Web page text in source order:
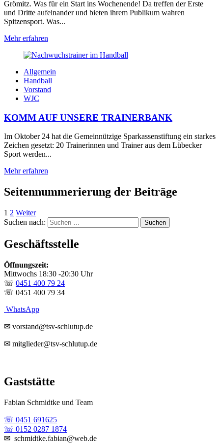
Grömitz. Was für ein Start ins Wochenende! Da treffen der Erste
und Dritte aufeinander und bieten ihrem Publikum wahren
Spitzensport. Was...
Mehr erfahren
Allgemein
Handball
Vorstand
WJC
KOMM AUF UNSERE TRAINERBANK
Im Oktober 24 hat die Gemeinnützige Sparkassenstiftung ein starkes
Zeichen gesetzt: 20 Trainerinnen und Trainer aus dem Lübecker
Sport werden...
Mehr erfahren
Seitennummerierung der Beiträge
1 2 Weiter
Suchen nach:
Geschäftsstelle
Öffnungszeit:
Mittwochs 18:30 -20:30 Uhr
☏ 0451 400 79 24
☏ 0451 400 79 34
WhatsApp
✉ vorstand@tsv-schlutup.de
✉ mitglieder@tsv-schlutup.de
Gaststätte
Fabian Schmidtke und Team
☏ 0451 691625
☏ 0152 0287 1874
✉ schmidtke.fabian@web.de